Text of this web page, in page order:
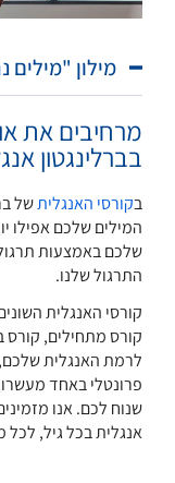
מילון "מילים
מרחיבים את
בברלינגטון
בקורסי האנגליתשל
המילים שלכם אפילו
שלכם באמצעות
התרגול שלנו.
קורסי האנגלית
קורס מתחילים,
לרמת האנגלית
פרונטלי באחד
שנוח לכם. אנו
אנגלית בכל גיל,